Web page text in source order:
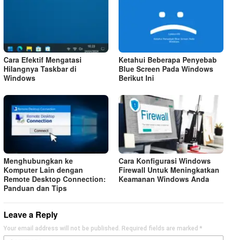
Cara Efektif Mengatasi
Hilangnya Taskbar di
Windows
Ketahui Beberapa Penyebab
Blue Screen Pada Windows
Berikut Ini
Menghubungkan ke
Komputer Lain dengan
Remote Desktop Connection:
Panduan dan Tips
Cara Konfigurasi Windows
Firewall Untuk Meningkatkan
Keamanan Windows Anda
Leave a Reply
Your email address will not be published. Required fields are marked *